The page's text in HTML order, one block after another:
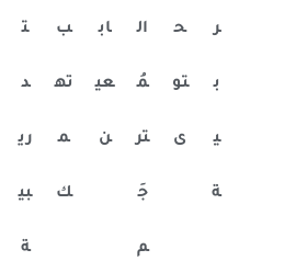
ر
ب
ي
ة
ح
تو
ى
ال
مُ
تر
جَ
م
اب
عي
ن
ب
ته
م
ك
ت
د
ري
بي
ة